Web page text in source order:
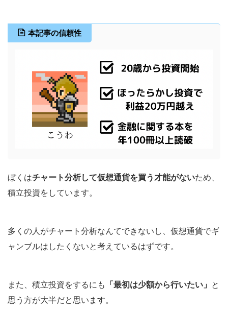
本記事の信頼性
ぼくはチャート分析して仮想通貨を買う才能がないため、
積立投資をしています。
多くの人がチャート分析なんてできないし、仮想通貨でギ
ャンブルはしたくないと考えているはずです。
また、積立投資をするにも 「最初は少額から行いたい」 と
思う方が大半だと思います。